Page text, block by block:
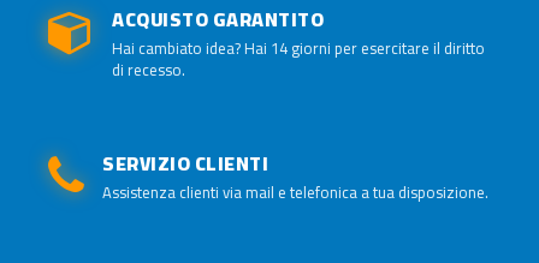
ACQUISTO GARANTITO
Hai cambiato idea? Hai 14 giorni per esercitare il diritto
di recesso.
SERVIZIO CLIENTI
Assistenza clienti via mail e telefonica a tua disposizione.